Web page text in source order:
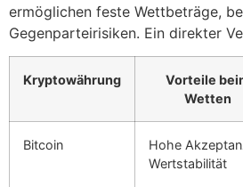
ermöglichen feste Wettbeträge,
Gegenparteirisiken. Ein direkter
Kryptowährung
Vorteile
Wetten
Bitcoin
Hohe
Wertstabilität